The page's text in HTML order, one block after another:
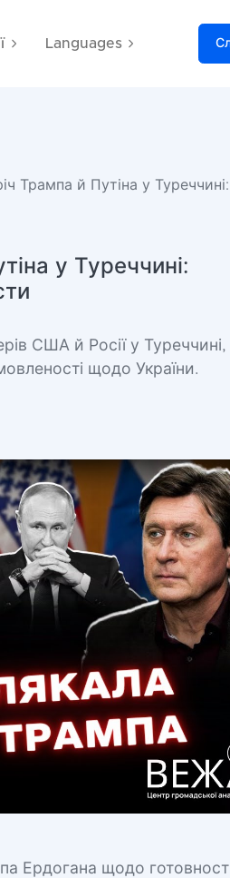
Languages
Трампа й Путіна у Туреччині:
у Туреччині:
США й Росії у
щодо України.
Ердогана щодо